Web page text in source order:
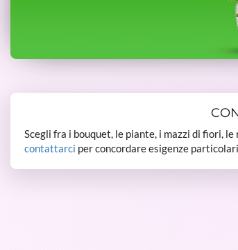
Scegli fra i bouquet, le piante, i mazzi di fiori,
contattarci per concordare esigenze